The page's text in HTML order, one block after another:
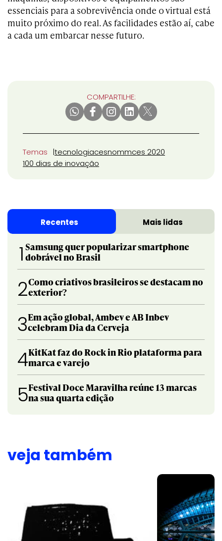
essenciais para a sobrevivência onde o virtual está
muito próximo do real. As facilidades estão aí, cabe
a cada um embarcar nesse futuro.
COMPARTILHE:
Temas tecnologiacesnommces 2020
100 dias de inovação
Recentes Mais lidas
1 Samsung quer popularizar smartphone
dobrável no Brasil
2Como criativos brasileiros se destacam no
exterior?
3Em ação global, Ambev e AB Inbev
celebram Dia da Cerveja
4KitKat faz do Rock in Rio plataforma para
marca e varejo
5Festival Doce Maravilha reúne 13 marcas
na sua quarta edição
veja também